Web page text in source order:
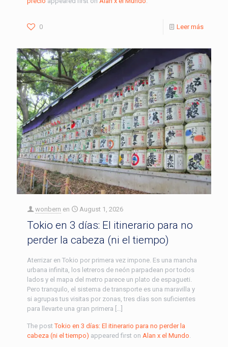
0 Leer más
wonbern en August 1, 2026
Tokio en 3 días: El itinerario para no
perder la cabeza (ni el tiempo)
Aterrizar en Tokio por primera vez impone. Es una mancha
urbana infinita, los letreros de neón parpadean por todos
lados y el mapa del metro parece un plato de espagueti.
Pero tranquilo, el sistema de transporte es una maravilla y
si agrupas tus visitas por zonas, tres días son suficientes
para llevarte una gran primera […]
The postTokio en 3 días: El itinerario para no perder la
cabeza (ni el tiempo) appeared first on Alan x el Mundo.